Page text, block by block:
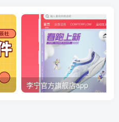
李宁官方旗舰店app